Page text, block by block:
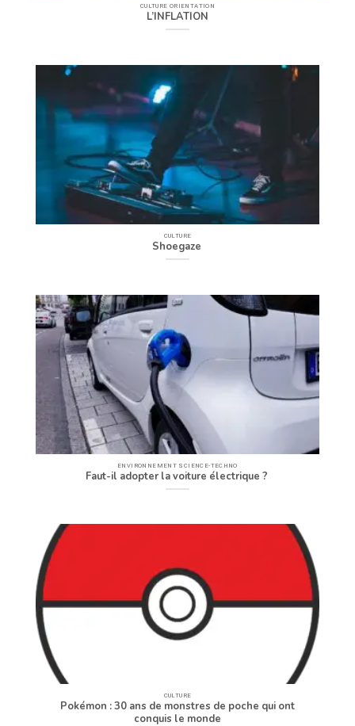
CULTURE ORIENTATION
L’INFLATION
CULTURE
Shoegaze
ENVIRONNEMENT SCIENCE-TECHNO
Faut-il adopter la voiture électrique ?
CULTURE
Pokémon : 30 ans de monstres de poche qui ont
conquis le monde